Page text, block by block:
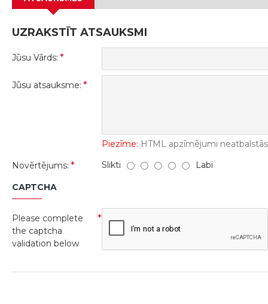
UZRAKSTĪT ATSAUKSMI
Jūsu Vārds:
Jūsu atsauksme:
Piezīme: HTML apzīmējumi
Novērtējums:
Slikti Labi
CAPTCHA
Please complete
the captcha
validation below